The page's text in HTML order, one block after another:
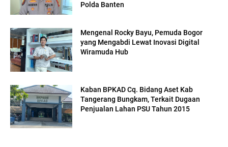
Polda Banten
Mengenal Rocky Bayu, Pemuda Bogor
yang Mengabdi Lewat Inovasi Digital
Wiramuda Hub
Kaban BPKAD Cq. Bidang Aset Kab
Tangerang Bungkam, Terkait Dugaan
Penjualan Lahan PSU Tahun 2015